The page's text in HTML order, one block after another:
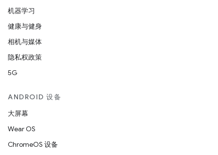
机器学习
健康与健身
相机与媒体
隐私权政策
5G
ANDROID 设备
大屏幕
Wear OS
ChromeOS 设备